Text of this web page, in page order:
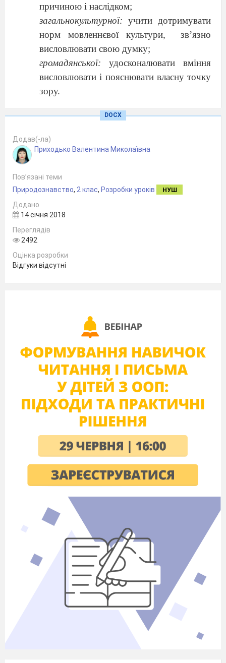
причиною і наслідком;
загальнокультурної: учити дотримувати
норм мовленнєвої культури,
зв’язно
висловлювати свою думку;
громадянської: удосконалювати вміння
висловлювати і пояснювати власну точку
зору.
Обладнання:картки, малюнки із зображенням
рослин, таблиці.
Хід уроку
І. Організаційний момент.
ІІ. Актуалізація опорних знань.
Що ви вже знаєте про рослини?
трав’янисті рослини?
Які рослини бувають за тривалістю
Гра «Однорічні -
соняшник, конвалії, ліщина,
огірок, горох і т.д
Поміркуйте, чи є у рослин «діти»?
ІІІ. Повідомлення теми і мети уроку.
Сьогодні ви дізнаєтеся, якими способами
розмножуються рослини.
V.Вивчення нового матеріалу.
Робота з підручником (с.50 – 51)
-Роздивіться малюнок на с.50 і скажіть яку
будову мають квіткові рослини? Які органи
волошки забув намалювати художник?
- Відгадайте загадку: «Одне кинеш - цілу
жменю візьмеш» (Зерно).
- Сойка Синьокрила поцікавилася: «Що таке
живець? Як розмножуються рослини
живцями?»
- Живець – це відрізана від рослини частина
стебла або листка, яка має здатність
укорінюватися. Живці бувають стебловими і
листковими.
- Розгляньте малюнки на с. 51 та дізнайтеся,
як розмножуються пеларгонія і сансев
’єру називають
«щучим хвостом», а пеларгонію –
DOCX
Додав(-ла)
Приходько Валентина Миколаївна
Пов’язані теми
Природознавство, 2 клас, Розробки уроків НУШ
Додано
14 січня 2018
Переглядів
2492
Оцінка розробки
Відгуки відсутні